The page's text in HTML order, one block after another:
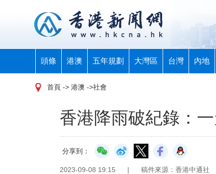
頭條 港澳 五年規劃 大灣區 台灣 內地
首頁 -> 港澳 ->社會
香港降雨破紀錄：
分享到：
2023-09-08 19:15 | 稿件來源：香港中通社